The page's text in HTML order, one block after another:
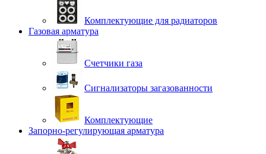
Комплектующие для радиаторов
Газовая арматура
Счетчики газа
Сигнализаторы загазованности
Комплектующие
Запорно-регулирующая арматура